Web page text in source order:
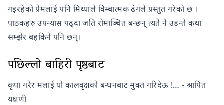
गइरहेको प्रेमलाई पनि मिथ्याले विम्बात्मक ढंगले प्रस्तुत गरेको छ ।
पाठकहरु उपन्यास पढ्दा जति रोमाञ्चित बन्छन् त्यतै नै उडन्ते कथा
सम्झेर बहकिने पनि छन्।
पछिल्लो बाहिरी पृष्ठबाट
कृपा गरेर मलाई यो कालवृक्षको बन्धनबाट मुक्त गरिदेऊ !… - श्रापित
यक्षणी